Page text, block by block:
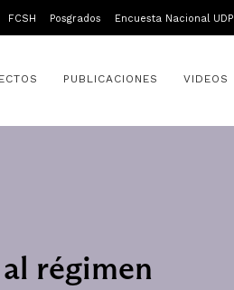
FCSH Posgrados Encuesta Nacional UDP
PUBLICACIONES VIDEOS
régimen